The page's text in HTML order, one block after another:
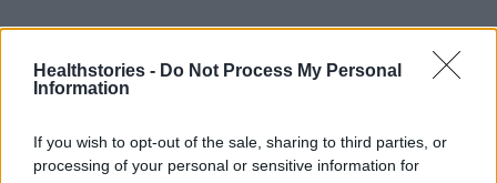
Healthstories - Do Not Process My Personal
Information
If you wish to opt-out of the sale, sharing to third parties, or
processing of your personal or sensitive information for